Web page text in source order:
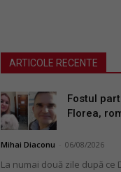
ARTICOLE RECENTE
Fostul
Florea,
Mihai Diaconu 06/08/2026
La numai două zile după ce